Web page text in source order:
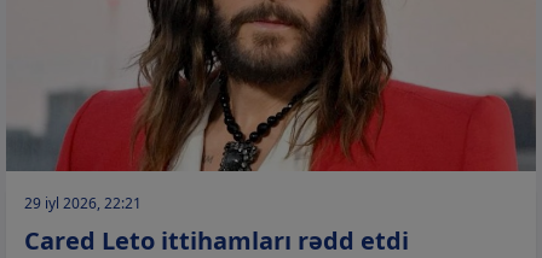
29 iyl 2026, 22:21
Cared Leto ittihamları rədd etdi